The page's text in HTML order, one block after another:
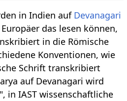
in Indien auf Devanagari
das lesen können,
in die Römische
Konventionen, wie
Schrift transkribiert
auf Devanagari wird
", in IAST wissenschaftliche